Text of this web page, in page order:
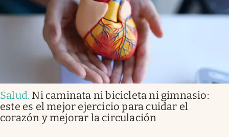
Salud. Ni caminata ni bicicleta ni gimnasio:
este es el mejor ejercicio para cuidar el
corazón y mejorar la circulación